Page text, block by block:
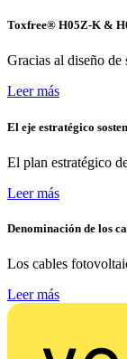
Toxfree® H05Z-K &
Gracias al diseño
Leer más
El eje estratégico
El plan estratégico
Leer más
Denominación de los
Los cables
Leer más